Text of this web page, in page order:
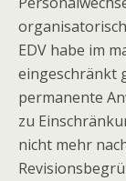
EDV habe im
eingeschränkt
permanente
zu
nicht mehr